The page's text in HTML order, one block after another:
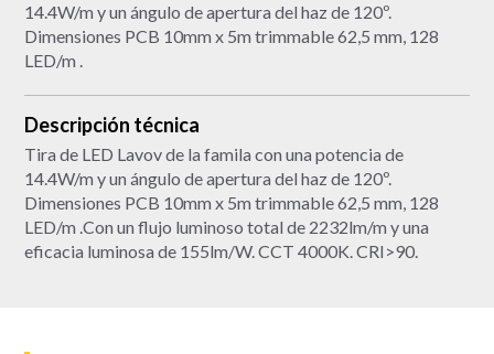
14.4W/m y un ángulo de apertura del haz de 120º.
Dimensiones PCB 10mm x 5m trimmable 62,5 mm, 128
LED/m .
Descripción técnica
Tira de LED Lavov de la famila con una potencia de
14.4W/m y un ángulo de apertura del haz de 120º.
Dimensiones PCB 10mm x 5m trimmable 62,5 mm, 128
LED/m .Con un flujo luminoso total de 2232lm/m y una
eficacia luminosa de 155lm/W. CCT 4000K. CRI>90.